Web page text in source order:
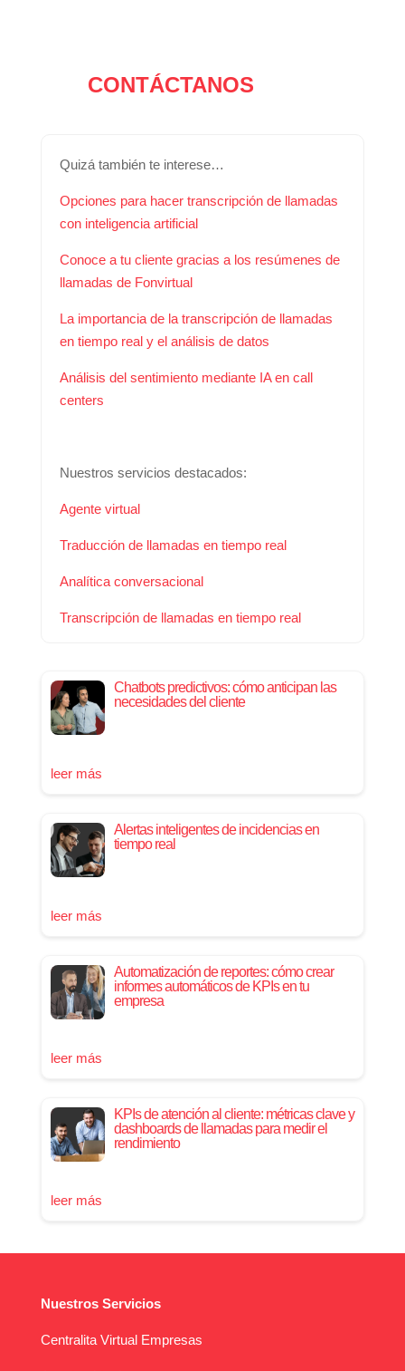
CONTÁCTANOS
Quizá también te interese…
Opciones para hacer transcripción de llamadas
con inteligencia artificial
Conoce a tu cliente gracias a los resúmenes de
llamadas de Fonvirtual
La importancia de la transcripción de llamadas
en tiempo real y el análisis de datos
Análisis del sentimiento mediante IA en call
centers
Nuestros servicios destacados:
Agente virtual
Traducción de llamadas en tiempo real
Analítica conversacional
Transcripción de llamadas en tiempo real
Chatbots predictivos: cómo anticipan las
necesidades del cliente
leer más
Alertas inteligentes de incidencias en
tiempo real
leer más
Automatización de reportes: cómo crear
informes automáticos de KPIs en tu
empresa
leer más
KPIs de atención al cliente: métricas clave y
dashboards de llamadas para medir el
rendimiento
leer más
Nuestros Servicios
Centralita Virtual Empresas